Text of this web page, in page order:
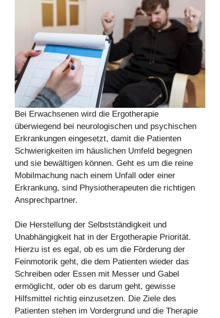
Bei Erwachsenen wird die Ergotherapie
überwiegend bei neurologischen und psychischen
Erkrankungen eingesetzt, damit die Patienten
Schwierigkeiten im häuslichen Umfeld begegnen
und sie bewältigen können. Geht es um die reine
Mobilmachung nach einem Unfall oder einer
Erkrankung, sind Physiotherapeuten die richtigen
Ansprechpartner.
Die Herstellung der Selbstständigkeit und
Unabhängigkeit hat in der Ergotherapie Priorität.
Hierzu ist es egal, ob es um die Förderung der
Feinmotorik geht, die dem Patienten wieder das
Schreiben oder Essen mit Messer und Gabel
ermöglicht, oder ob es darum geht, gewisse
Hilfsmittel richtig einzusetzen. Die Ziele des
Patienten stehen im Vordergrund und die Therapie